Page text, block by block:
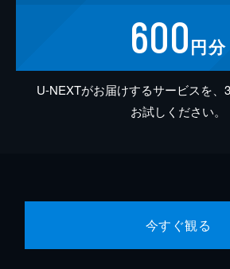
600円分
U-NEXTがお届けするサービスを、
お試しください。
今すぐ観る